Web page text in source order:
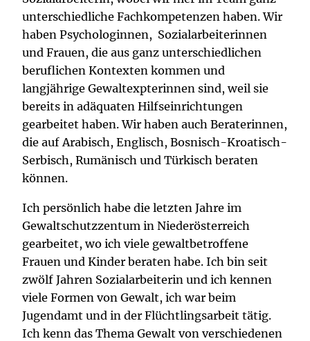
unterschiedliche Fachkompetenzen haben. Wir
haben Psychologinnen, Sozialarbeiterinnen
und Frauen, die aus ganz unterschiedlichen
beruflichen Kontexten kommen und
langjährige Gewaltexpterinnen sind, weil sie
bereits in adäquaten Hilfseinrichtungen
gearbeitet haben. Wir haben auch Beraterinnen,
die auf Arabisch, Englisch, Bosnisch-Kroatisch-
Serbisch, Rumänisch und Türkisch beraten
können.
Ich persönlich habe die letzten Jahre im
Gewaltschutzzentum in Niederösterreich
gearbeitet, wo ich viele gewaltbetroffene
Frauen und Kinder beraten habe. Ich bin seit
zwölf Jahren Sozialarbeiterin und ich kennen
viele Formen von Gewalt, ich war beim
Jugendamt und in der Flüchtlingsarbeit tätig.
Ich kenn das Thema Gewalt von verschiedenen